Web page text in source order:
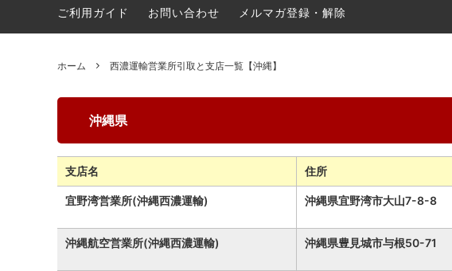
一輪車 三輪車
ストライダ OGK技研
ご利用ガイド お問い合わせ メルマガ登録・解除
ホーム 西濃運輸営業所引取と支店一覧【沖縄】
沖縄県
支店名 住所
宜野湾営業所(沖縄西濃運輸) 沖縄県宜野湾市大山7-8-8
沖縄航空営業所(沖縄西濃運輸) 沖縄県豊見城市与根50-71